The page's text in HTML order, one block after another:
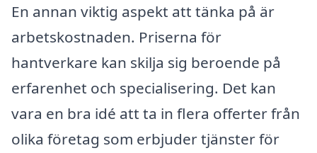
En annan viktig aspekt att tänka på är
arbetskostnaden. Priserna för
hantverkare kan skilja sig beroende på
erfarenhet och specialisering. Det kan
vara en bra idé att ta in flera offerter från
olika företag som erbjuder tjänster för